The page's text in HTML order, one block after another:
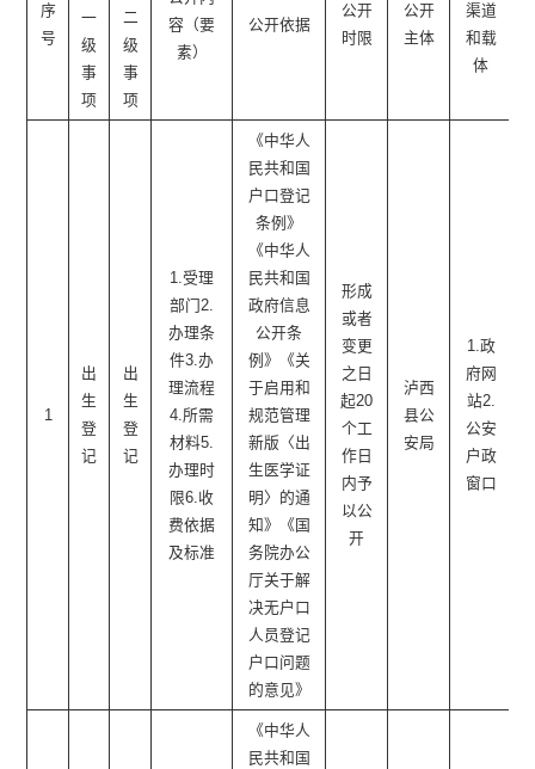
序
号
容（要
素）
公开依据
公开
时限
公开
主体
渠道
和载
体
一
级
事
项
二
级
事
项
1
出
生
登
记
出
生
登
记
1.受理
部门2.
办理条
件3.办
理流程
4.所需
材料5.
办理时
限6.收
费依据
及标准
《中华人
民共和国
户口登记
条例》
《中华人
民共和国
政府信息
公开条
例》《关
于启用和
规范管理
新版〈出
生医学证
明〉的通
知》《国
务院办公
厅关于解
决无户口
人员登记
户口问题
的意见》
形成
或者
变更
之日
起20
个工
作日
内予
以公
开
泸西
县公
安局
1.政
府网
站2.
公安
户政
窗口
《中华人
民共和国